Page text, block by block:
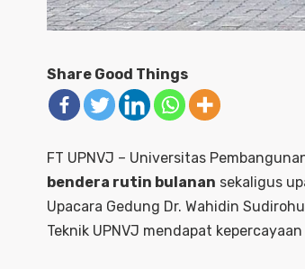
Share Good Things
FT UPNVJ – Universitas
bendera rutin bulanan sekaligus
Upacara Gedung Dr. Wahidin
Teknik UPNVJ mendapat